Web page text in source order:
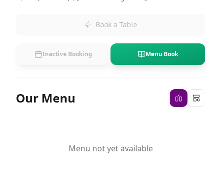
Book a Table
Inactive Booking Menu Book
Our Menu
Menu not yet available